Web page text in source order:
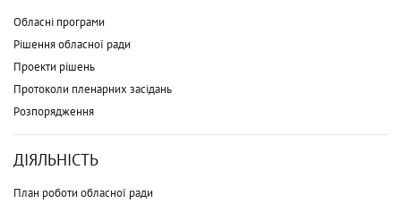
Обласні програми
Рішення обласної ради
Проекти рішень
Протоколи пленарних засідань
Розпорядження
ДІЯЛЬНІСТЬ
План роботи обласної ради